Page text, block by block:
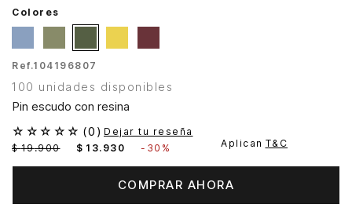
Colores
Ref.104196807
100 unidades disponibles
Pin escudo con resina
☆ ☆ ☆ ☆ ☆ (0 ) Dejar tu reseña
$ 19.900 $ 13. 930 - 30% Aplican T&C
COMPRAR AHORA